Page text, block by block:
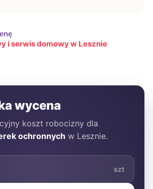
i serwis domowy w Lesznie
wycena
koszt robocizny dla
ochronnych w Lesznie.
szt